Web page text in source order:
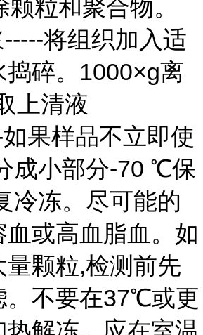
粒和聚合物。
将组织加入适
捣碎。1000×g离
上清液
果样品不立即使
成小部分-70 ℃保
冷冻。尽可能的
或高血脂血。如
量颗粒,检测前先
。不要在37℃或更